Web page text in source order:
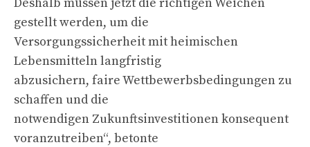
gestellt werden, um die
Versorgungssicherheit mit heimischen
Lebensmitteln langfristig
abzusichern, faire Wettbewerbsbedingungen zu
schaffen und die
notwendigen Zukunftsinvestitionen konsequent
voranzutreiben“, betonte